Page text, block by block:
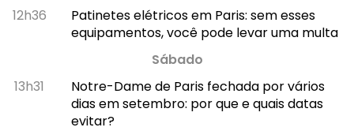
12h36
Patinetes elétricos em Paris: sem esses
equipamentos, você pode levar uma multa
Sábado
13h31
Notre-Dame de Paris fechada por vários
dias em setembro: por que e quais datas
evitar?